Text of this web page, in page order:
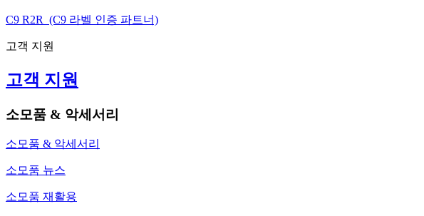
C9 R2R (C9 라벨 인증 파트너)
고객 지원
고객 지원
소모품 & 악세서리
소모품 & 악세서리
소모품 뉴스
소모품 재활용